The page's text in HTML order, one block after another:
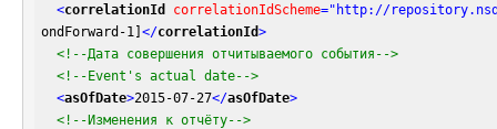
<correlationId correlationIdScheme="http://
ondForward-1] </correlationId>
<!--Дата совершения отчитываемого события-->
<!--Event's actual date-->
<asOfDate>2015-07-27</asOfDate>
<!--Изменения к отчёту-->